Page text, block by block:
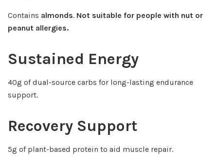
Contains almonds. Not suitable for people with nut or
peanut allergies.
Sustained Energy
40g of dual-source carbs for long-lasting endurance
support.
Recovery Support
5g of plant-based protein to aid muscle repair.